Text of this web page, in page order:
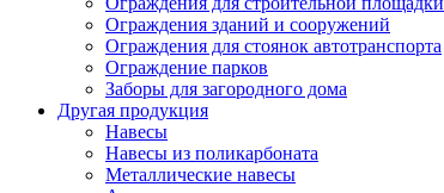
Ограждения зданий и сооружений
Ограждения для стоянок автотранспорта
Ограждение парков
Заборы для загородного дома
Другая продукция
Навесы
Навесы из поликарбоната
Металлические навесы